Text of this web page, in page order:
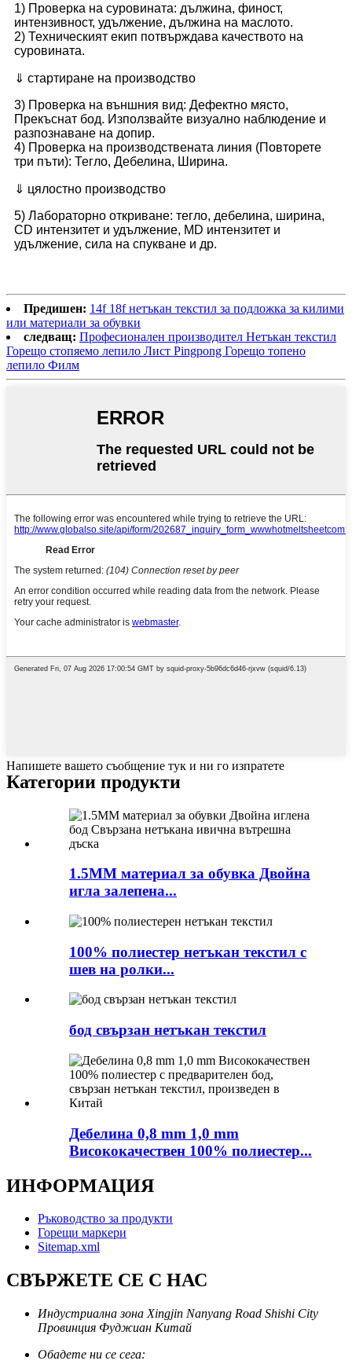
1) Проверка на суровината: дължина, финост,
интензивност, удължение, дължина на маслото.
2) Техническият екип потвърждава качеството на
суровината.
⇓ стартиране на производство
3) Проверка на външния вид: Дефектно място,
Прекъснат бод. Използвайте визуално наблюдение и
разпознаване на допир.
4) Проверка на производствената линия (Повторете
три пъти): Тегло, Дебелина, Ширина.
⇓ цялостно производство
5) Лабораторно откриване: тегло, дебелина, ширина,
CD интензитет и удължение, MD интензитет и
удължение, сила на спукване и др.
Предишен: 14f 18f нетъкан текстил за подложка за килими
или материали за обувки
следващ: Професионален производител Нетъкан текстил
Горещо стопяемо лепило Лист Pingpong Горещо топено
лепило Филм
Напишете вашето съобщение тук и ни го изпратете
Категории продукти
1.5MM материал за обувка Двойна
игла залепена...
100% полиестер нетъкан текстил с
шев на ролки...
бод свързан нетъкан текстил
Дебелина 0,8 mm 1,0 mm
Висококачествен 100% полиестер...
ИНФОРМАЦИЯ
Ръководство за продукти
Горещи маркери
Sitemap.xml
СВЪРЖЕТЕ СЕ С НАС
Индустриална зона Xingjin Nanyang Road Shishi City
Провинция Фуджиан Китай
Обадете ни се сега: